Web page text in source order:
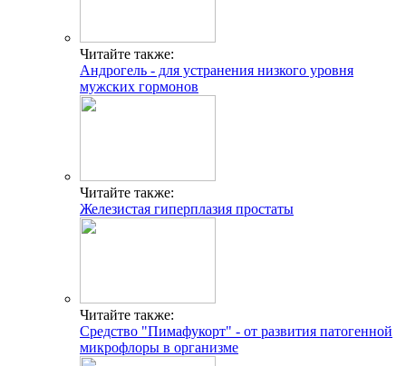
Читайте также:
Андрогель - для устранения низкого уровня
мужских гормонов
Читайте также:
Железистая гиперплазия простаты
Читайте также:
Средство "Пимафукорт" - от развития патогенной
микрофлоры в организме